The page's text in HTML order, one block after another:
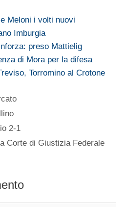
Meloni i volti nuovi
Imburgia
preso Mattielig
di Mora per la difesa
Torromino al Crotone
2-1
Corte di Giustizia Federale